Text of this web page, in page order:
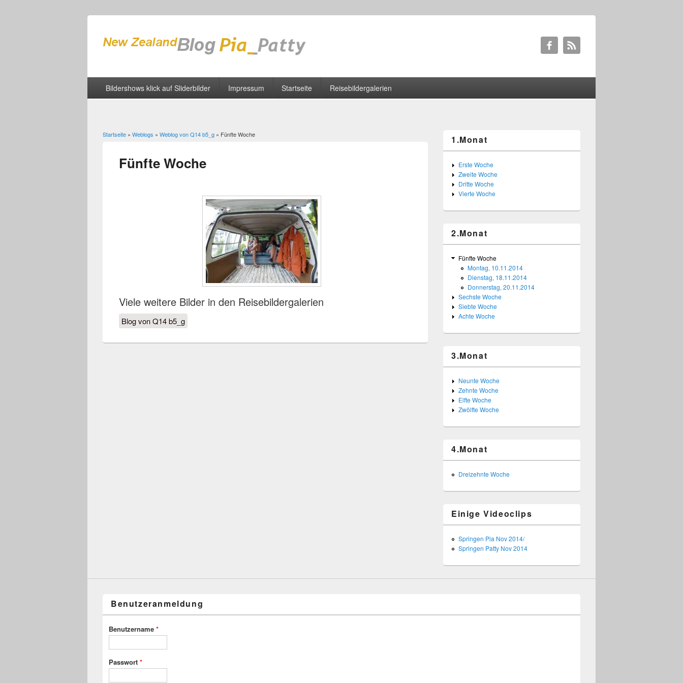
Bildershows klick auf Sliderbilder Impressum Startseite Reisebildergalerien
Sie sind hier
Startseite » Weblogs » Weblog von Q14 b5_g » Fünfte Woche
Fünfte Woche
Viele weitere Bilder in den Reisebildergalerien
Blog von Q14 b5_g
1.Monat
Erste Woche
Zweite Woche
Dritte Woche
Vierte Woche
2.Monat
Fünfte Woche
Montag, 10.11.2014
Dienstag, 18.11.2014
Donnerstag, 20.11.2014
Sechste Woche
Siebte Woche
Achte Woche
3.Monat
Neunte Woche
Zehnte Woche
Elfte Woche
Zwölfte Woche
4.Monat
Dreizehnte Woche
Einige Videoclips
Springen Pia Nov 2014/
Springen Patty Nov 2014
Benutzeranmeldung
Benutzername *
Passwort *